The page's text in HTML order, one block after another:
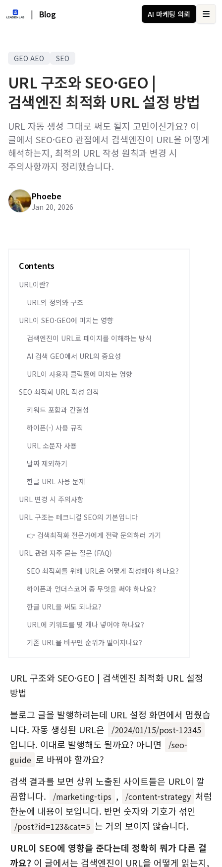
| Blog AI 마케팅 의뢰
GEO AEO SEO
URL 구조와 SEO·GEO |
검색엔진 최적화 URL 설정 방법
URL 자동 생성 그대로 써도 될지 고민이신가요? 이
글에서 SEO·GEO 관점에서 검색엔진이 URL을 어떻게
해석하는지, 최적의 URL 작성 원칙과 변경 시
주의사항까지 정리했습니다.
Phoebe
Jan 20, 2026
Contents
URL이란?
URL의 정의와 구조
URL이 SEO·GEO에 미치는 영향
검색엔진이 URL로 페이지를 이해하는 방식
AI 검색 GEO에서 URL의 중요성
URL이 사용자 클릭률에 미치는 영향
SEO 최적화 URL 작성 원칙
키워드 포함과 간결성
하이픈(-) 사용 규칙
URL 소문자 사용
날짜 제외하기
한글 URL 사용 문제
URL 변경 시 주의사항
URL 구조는 테크니컬 SEO의 기본입니다
👉 검색최적화 전문가에게 전략 문의하러 가기
URL 관련 자주 묻는 질문 (FAQ)
SEO 최적화를 위해 URL은 어떻게 작성해야 하나요?
하이픈과 언더스코어 중 무엇을 써야 하나요?
한글 URL을 써도 되나요?
URL에 키워드를 몇 개나 넣어야 하나요?
기존 URL을 바꾸면 순위가 떨어지나요?
URL 구조와 SEO·GEO | 검색엔진 최적화 URL 설정
방법
블로그 글을 발행하려는데 URL 설정 화면에서 멈췄습
니다. 자동 생성된 URL은
/2024/01/15/post-12345
입니다. 이대로 발행해도 될까요? 아니면
/seo-
guide 로 바꿔야 할까요?
검색 결과를 보면 상위 노출된 사이트들은 URL이 깔
끔합니다.
/marketing-tips , /content-strategy 처럼
한눈에 내용이 보입니다. 반면 숫자와 기호가 섞인
/post?id=123&cat=5 는 거의 보이지 않습니다.
URL이 SEO에 영향을 준다는데 정확히 뭐가 다른 걸
까요? 이 글에서는 검색엔진이 URL을 어떻게 읽는지,